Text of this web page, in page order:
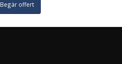
Begär offert